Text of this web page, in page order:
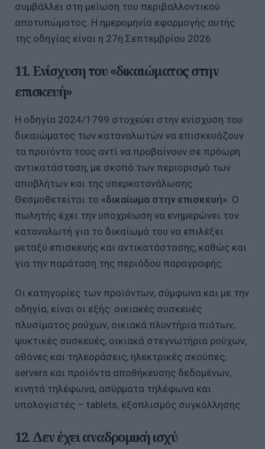
συμβάλλει στη μείωση του περιβαλλοντικού
αποτυπώματος. Η ημερομηνία εφαρμογής αυτής
της οδηγίας είναι η 27η Σεπτεμβρίου 2026.
11. Ενίσχυση του «δικαιώματος στην
επισκευή»
Η οδηγία 2024/1799 στοχεύει στην ενίσχυση του
δικαιώματος των καταναλωτών να επισκευάζουν
τα προϊόντα τους αντί να προβαίνουν σε πρόωρη
αντικατάσταση, με σκοπό των περιορισμό των
αποβλήτων και της υπερκατανάλωσης.
Θεσμοθετείται το «δικαίωμα στην επισκευή» . Ο
πωλητής έχει την υποχρέωση να ενημερώνει τον
καταναλωτή για το δικαίωμά του να επιλέξει
μεταξύ επισκευής και αντικατάστασης, καθώς και
για την παράταση της περιόδου παραγραφής.
Οι κατηγορίες των προϊόντων, σύμφωνα και με την
οδηγία, είναι οι εξής: οικιακές συσκευές
πλυσίματος ρούχων, οικιακά πλυντήρια πιάτων,
ψυκτικές συσκευές, οικιακά στεγνωτήρια ρούχων,
οθόνες και τηλεοράσεις, ηλεκτρικές σκούπες,
servers και προϊόντα αποθήκευσης δεδομένων,
κινητά τηλέφωνα, ασύρματα τηλέφωνα και
υπολογιστές – tablets, εξοπλισμός συγκόλλησης.
12. Δεν έχει αναδρομική ισχύ